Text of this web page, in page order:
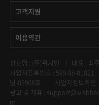
고객지원
이용약관
상호명 : (주)위시빈 대표 : 최
사업자등록번호 : 599-88-01021
남-05908호
사업자정보확인
광고 및 제휴 :
m